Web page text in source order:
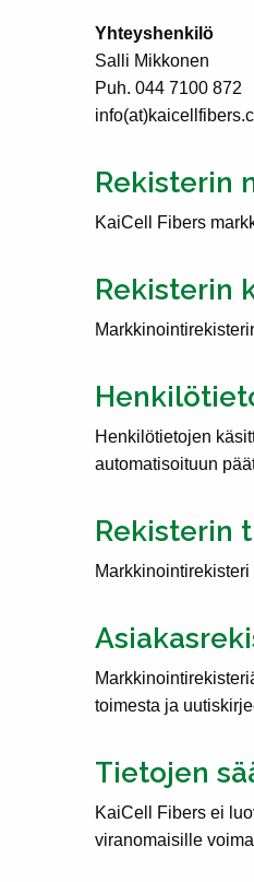
Yhteyshenkilö
Salli Mikkonen
Puh. 044 7100 872
Rekisterin
KaiCell Fibers
Rekisterin
Henkilötietojen
automatisoituun
Rekisterin
toimesta ja
Tietojen
KaiCell Fibers ei
viranomaisille